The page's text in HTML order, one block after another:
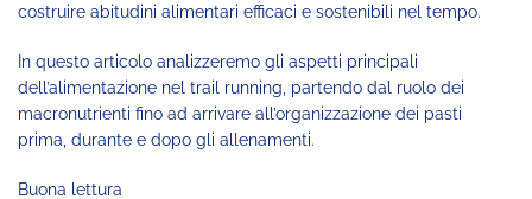
costruire abitudini alimentari efficaci e sostenibili nel tempo.
In questo articolo analizzeremo gli aspetti principali
dell’alimentazione nel trail running, partendo dal ruolo dei
macronutrienti fino ad arrivare all’organizzazione dei pasti
prima, durante e dopo gli allenamenti.
Buona lettura